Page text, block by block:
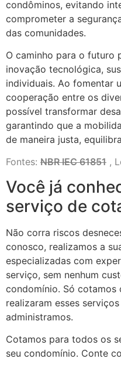
condôminos, evitando
comprometer a
das comunidades.
O caminho para o futuro
inovação tecnológica,
individuais. Ao fomentar
cooperação entre os
possível transformar
garantindo que a
de maneira justa,
Fontes: NBR IEC 61851 ,
Você já
serviço de
Não corra riscos
conosco, realizamos a
especializadas com
serviço, sem nenhum
condomínio. Só cotamos
realizaram esses
administramos.
Cotamos para todos os
seu condomínio. Conte